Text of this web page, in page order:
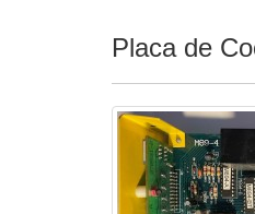
Placa de